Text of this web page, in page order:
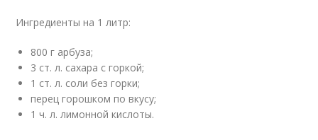
Ингредиенты на 1 литр:
800 г арбуза;
3 ст. л. сахара с горкой;
1 ст. л. соли без горки;
перец горошком по вкусу;
1 ч. л. лимонной кислоты.